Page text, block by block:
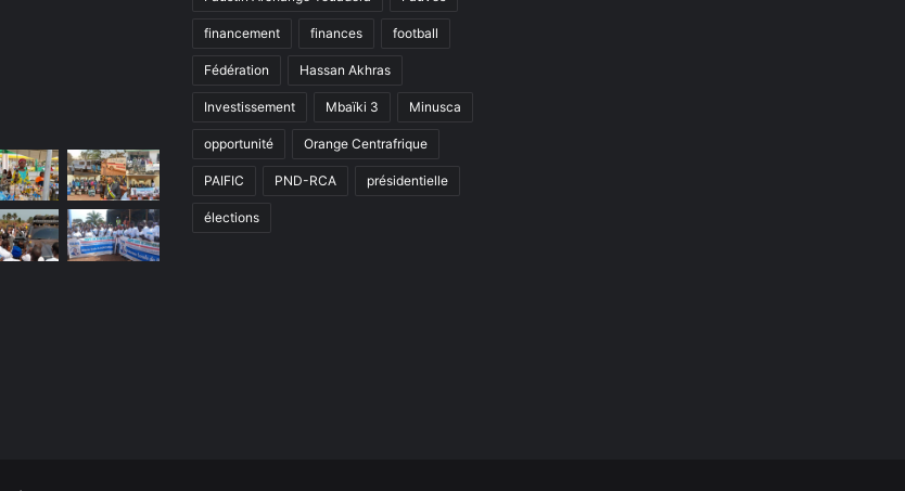
financement finances football
Fédération Hassan Akhras
Investissement Mbaïki 3 Minusca
opportunité Orange Centrafrique
PAIFIC PND-RCA présidentielle
élections